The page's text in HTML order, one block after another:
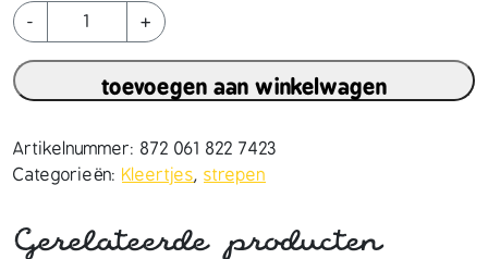
-
r
o
d
e
t
r
e
+
toevoegen aan winkelwagen
Artikelnummer: 872 061 822 7423
Categorieën: Kleertjes, strepen
Gerelateerde producten